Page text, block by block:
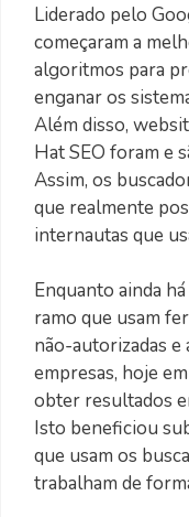
Liderado pelo
começaram a
algoritmos para
enganar os
Além disso,
Hat SEO foram e
Assim, os
que realmente
internautas que
Enquanto ainda
ramo que usam
não-autorizadas e
empresas, hoje
obter resultados
Isto beneficiou
que usam os
trabalham de